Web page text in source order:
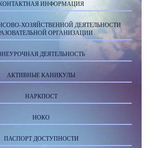
ИНФОРМАЦИЯ
ХОЗЯЙСТВЕННОЙ ДЕЯТЕЛЬНОСТИ
ОРГАНИЗАЦИИ
ДЕЯТЕЛЬНОСТЬ
АКТИВНЫЕ КАНИКУЛЫ
НАРКПОСТ
НОКО
ПАСПОРТ ДОСТУПНОСТИ